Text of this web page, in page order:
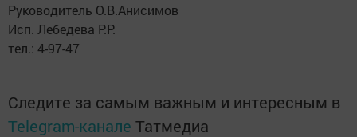
Руководитель О.В.Анисимов
Исп. Лебедева Р.Р.
тел.: 4-97-47
Следите за самым важным и интересным в
Telegram-канале Татмедиа